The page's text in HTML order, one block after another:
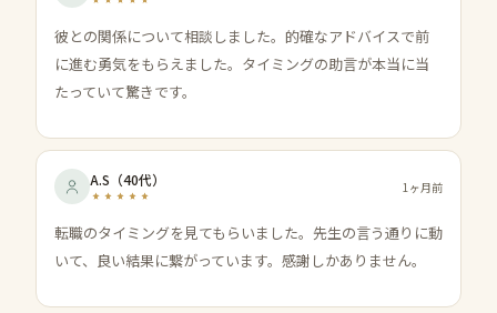
彼との関係について相談しました。的確なアドバイスで前
に進む勇気をもらえました。タイミングの助言が本当に当
たっていて驚きです。
A.S （40代） 1ヶ月前
転職のタイミングを見てもらいました。先生の言う通りに動
いて、良い結果に繋がっています。感謝しかありません。